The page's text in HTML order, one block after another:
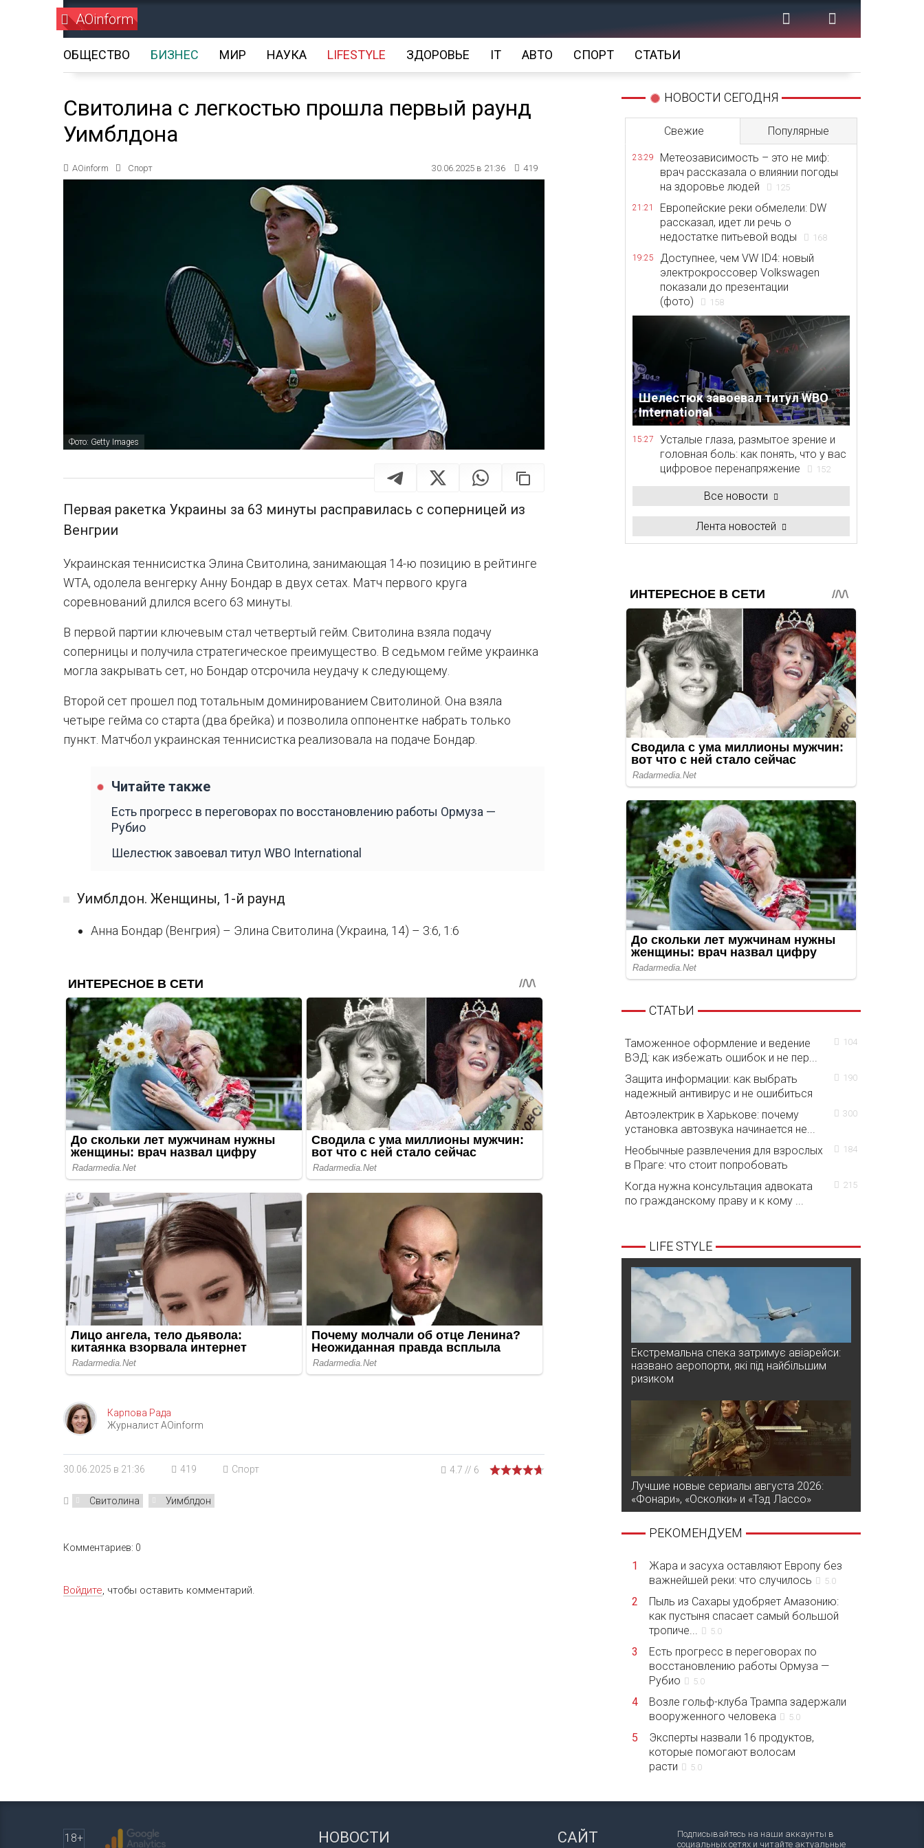
AOinform
ОБЩЕСТВО БИЗНЕС МИР НАУКА LIFESTYLE ЗДОРОВЬЕ IT АВТО СПОРТ СТАТЬИ
Свитолина с легкостью прошла первый раунд
Уимблдона
AOinform Спорт 30.06.2025 в 21:36 419
Фото: Getty Images
Первая ракетка Украины за 63 минуты расправилась с соперницей из
Венгрии
Украинская теннисистка Элина Свитолина, занимающая 14-ю позицию в рейтинге
WTA, одолела венгерку Анну Бондар в двух сетах. Матч первого круга
соревнований длился всего 63 минуты.
В первой партии ключевым стал четвертый гейм. Свитолина взяла подачу
соперницы и получила стратегическое преимущество. В седьмом гейме украинка
могла закрывать сет, но Бондар отсрочила неудачу к следующему.
Второй сет прошел под тотальным доминированием Свитолиной. Она взяла
четыре гейма со старта (два брейка) и позволила оппонентке набрать только
пункт. Матчбол украинская теннисистка реализовала на подаче Бондар.
Читайте также
Есть прогресс в переговорах по восстановлению работы Ормуза —
Рубио
Шелестюк завоевал титул WBO International
Уимблдон. Женщины, 1-й раунд
Анна Бондар (Венгрия) – Элина Свитолина (Украина, 14) – 3:6, 1:6
Карпова Рада
Журналист AOinform
30.06.2025 в 21:36 419 Спорт 4.7 // 6
Свитолина Уимблдон
Комментариев: 0
Войдите, чтобы оставить комментарий.
НОВОСТИ СЕГОДНЯ
Свежие Популярные
23:29
Метеозависимость – это не миф:
врач рассказала о влиянии погоды
на здоровье людей
125
21:21
Европейские реки обмелели: DW
рассказал, идет ли речь о
недостатке питьевой воды
168
19:25
Доступнее, чем VW ID4: новый
электрокроссовер Volkswagen
показали до презентации
(фото)
158
Шелестюк завоевал титул WBO
International
15:27
Усталые глаза, размытое зрение и
головная боль: как понять, что у вас
цифровое перенапряжение
152
Все новости
Лента новостей
СТАТЬИ
Таможенное оформление и ведение
ВЭД: как избежать ошибок и не пер...
104
Защита информации: как выбрать
надежный антивирус и не ошибиться
190
Автоэлектрик в Харькове: почему
установка автозвука начинается не...
300
Необычные развлечения для взрослых
в Праге: что стоит попробовать
184
Когда нужна консультация адвоката
по гражданскому праву и к кому ...
215
LIFE STYLE
Екстремальна спека затримує авіарейси:
названо аеропорти, які під найбільшим
ризиком
Лучшие новые сериалы августа 2026:
«Фонари», «Осколки» и «Тэд Лассо»
РЕКОМЕНДУЕМ
1
Жара и засуха оставляют Европу без
важнейшей реки: что случилось
5.0
2
Пыль из Сахары удобряет Амазонию:
как пустыня спасает самый большой
тропиче...
5.0
3
Есть прогресс в переговорах по
восстановлению работы Ормуза —
Рубио
5.0
4
Возле гольф-клуба Трампа задержали
вооруженного человека
5.0
5
Эксперты назвали 16 продуктов,
которые помогают волосам
расти
5.0
18+ НОВОСТИ САЙТ
Подписывайтесь на наши аккаунты в
социальных сетях и читайте актуальные